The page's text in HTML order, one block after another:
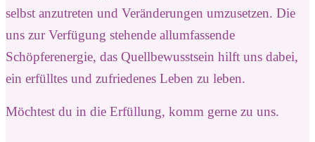
selbst anzutreten und Veränderungen umzusetzen. Die
uns zur Verfügung stehende allumfassende
Schöpferenergie, das Quellbewusstsein hilft uns dabei,
ein erfülltes und zufriedenes Leben zu leben.
Möchtest du in die Erfüllung, komm gerne zu uns.